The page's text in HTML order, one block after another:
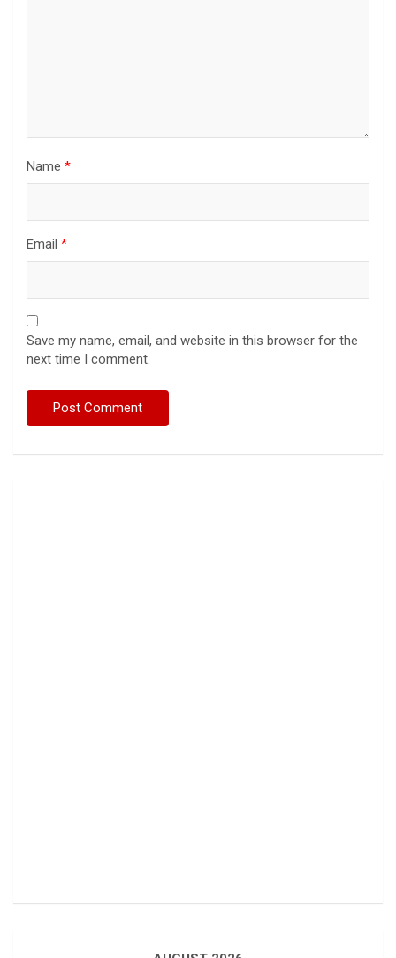
Name *
Email *
Save my name, email, and website in this browser for the
next time I comment.